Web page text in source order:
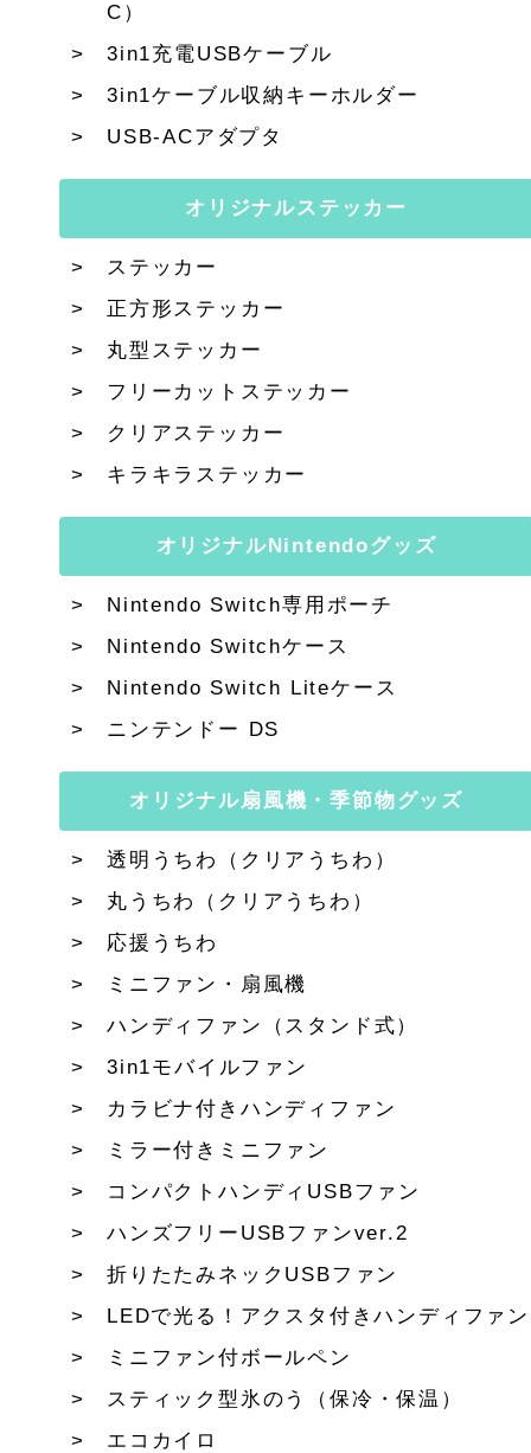
C）
3in1充電USBケーブル
3in1ケーブル収納キーホルダー
USB-ACアダプタ
オリジナルステッカー
ステッカー
正方形ステッカー
丸型ステッカー
フリーカットステッカー
クリアステッカー
キラキラステッカー
オリジナルNintendoグッズ
Nintendo Switch専用ポーチ
Nintendo Switchケース
Nintendo Switch Liteケース
ニンテンドー DS
オリジナル扇風機・季節物グッズ
透明うちわ（クリアうちわ）
丸うちわ（クリアうちわ）
応援うちわ
ミニファン・扇風機
ハンディファン（スタンド式）
3in1モバイルファン
カラビナ付きハンディファン
ミラー付きミニファン
コンパクトハンディUSBファン
ハンズフリーUSBファンver.2
折りたたみネックUSBファン
LEDで光る！アクスタ付きハンディファン
ミニファン付ボールペン
スティック型氷のう（保冷・保温）
エコカイロ